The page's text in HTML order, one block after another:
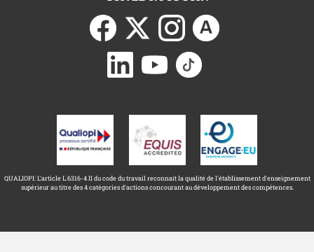
QUALIOPI: L'article L.6316-4 II du code du travail reconnait la qualité de l'établissement d'enseignement
supérieur au titre des 4 catégories d'actions concourant au développement des compétences.